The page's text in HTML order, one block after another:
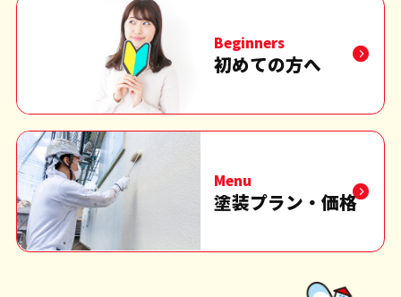
Beginners
初めての方へ
Menu
塗装プラン・価格